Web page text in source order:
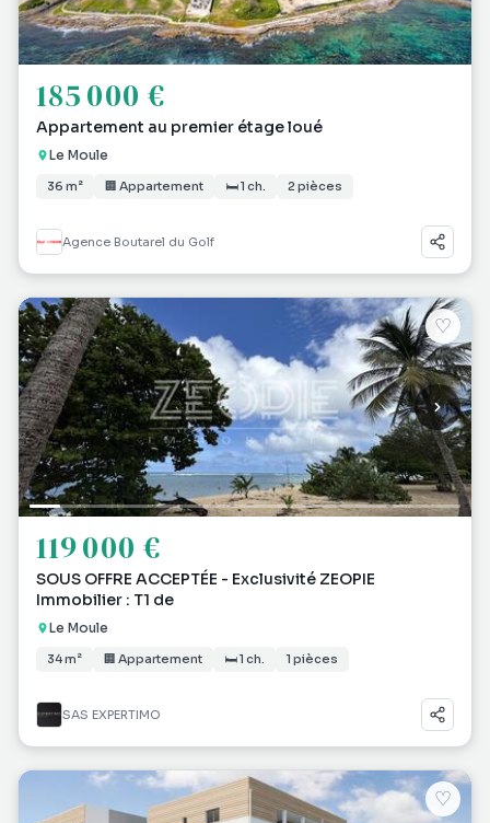
185 000 €
Appartement au premier étage loué
Le Moule
36 m² 🏢 Appartement 🛏 1 ch. 2 pièces
Agence Boutarel du Golf
♡
119 000 €
SOUS OFFRE ACCEPTÉE - Exclusivité ZEOPIE
Immobilier : T1 de
Le Moule
34 m² 🏢 Appartement 🛏 1 ch. 1 pièces
SAS EXPERTIMO
♡